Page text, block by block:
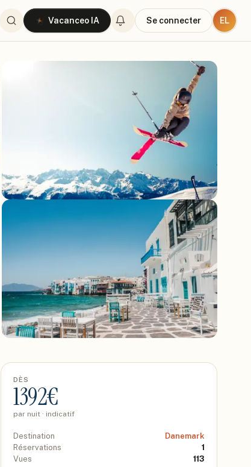
Vacanceo IA Se connecter EL
DÈS
1392€
par nuit · indicatif
Destination
Danemark
Réservations
1
Vues
113